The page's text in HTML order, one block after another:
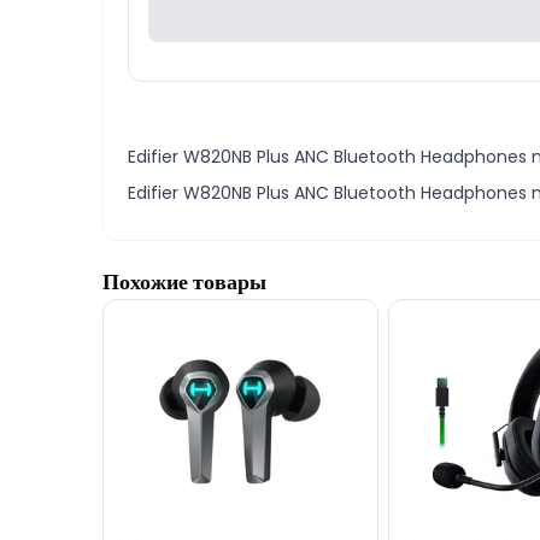
Edifier W820NB Plus ANC Bluetooth Headphones
Edifier W820NB Plus ANC Bluetooth
Похожие товары